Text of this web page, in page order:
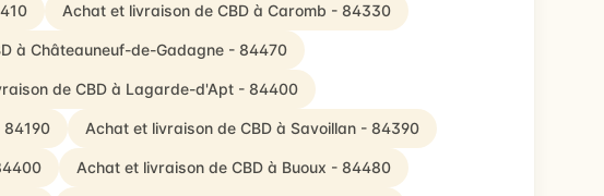
Achat et livraison de CBD à Caromb - 84330
à Châteauneuf-de-Gadagne - 84470
de CBD à Lagarde-d'Apt - 84400
84190 Achat et livraison de CBD à Savoillan - 84390
Achat et livraison de CBD à Buoux - 84480